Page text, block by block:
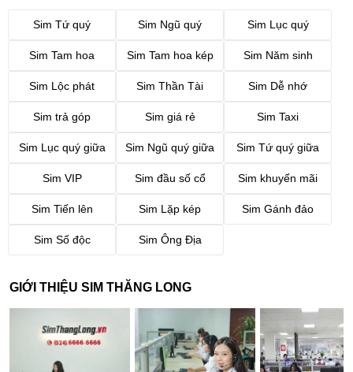
Sim Tứ quý Sim Ngũ quý Sim Lục quý
Sim Tam hoa Sim Tam hoa kép Sim Năm sinh
Sim Lộc phát Sim Thần Tài Sim Dễ nhớ
Sim trả góp Sim giá rẻ Sim Taxi
Sim Lục quý giữa Sim Ngũ quý giữa Sim Tứ quý giữa
Sim VIP Sim đầu số cổ Sim khuyến mãi
Sim Tiến lên Sim Lặp kép Sim Gánh đảo
Sim Số độc Sim Ông Địa
GIỚI THIỆU SIM THĂNG LONG